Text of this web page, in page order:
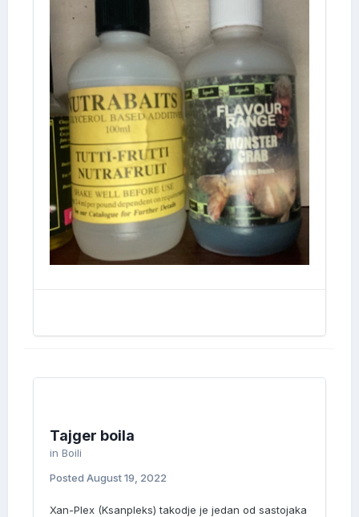
Tajger boila
in Boili
Posted August 19, 2022
Xan-Plex (Ksanpleks) takodje je jedan od sastojaka